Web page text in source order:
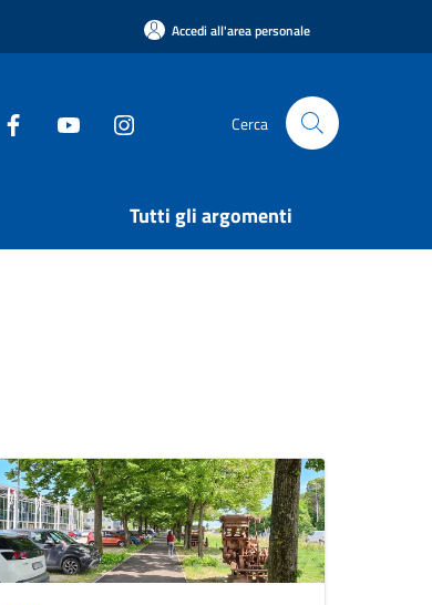
Accedi all'area personale
Cerca
Tutti gli argomenti